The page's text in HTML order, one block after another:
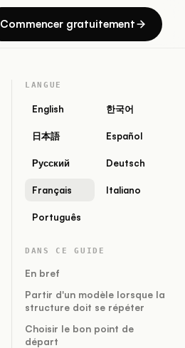
Commencer gratuitement
LANGUE
English 한국어
日本語 Español
Русский Deutsch
Français Italiano
Português
DANS CE GUIDE
En bref
Partir d'un modèle lorsque la
structure doit se répéter
Choisir le bon point de
départ